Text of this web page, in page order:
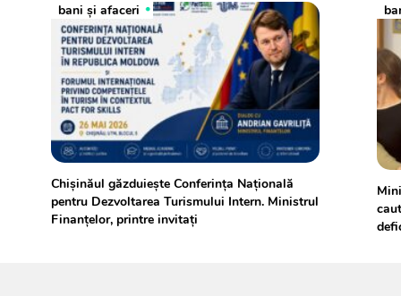
bani și afaceri
Chișinăul găzduiește Conferința Națională
pentru Dezvoltarea Turismului Intern. Ministrul
Finanțelor, printre invitați